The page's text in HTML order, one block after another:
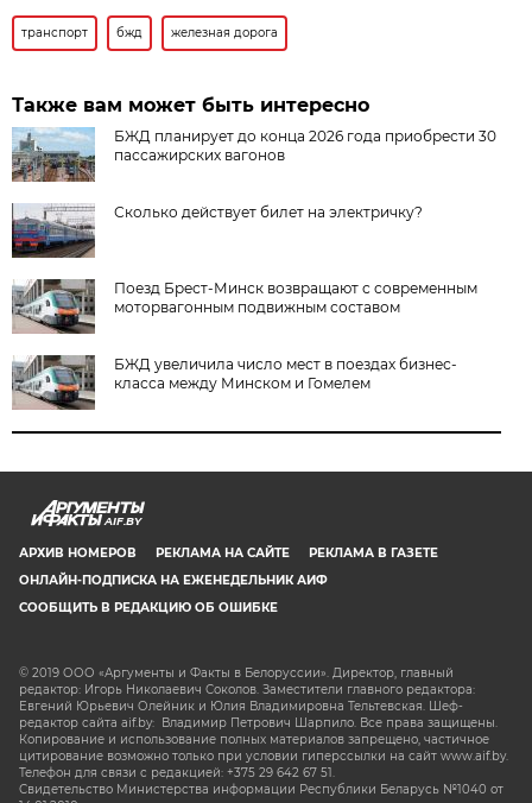
транспорт бжд железная дорога
Также вам может быть интересно
БЖД планирует до конца 2026 года приобрести 30
пассажирских вагонов
Сколько действует билет на электричку?
Поезд Брест-Минск возвращают с современным
моторвагонным подвижным составом
БЖД увеличила число мест в поездах бизнес-
класса между Минском и Гомелем
AIF.BY
АРХИВ НОМЕРОВ РЕКЛАМА НА САЙТЕ
РЕКЛАМА В ГАЗЕТЕ
ОНЛАЙН-ПОДПИСКА НА ЕЖЕНЕДЕЛЬНИК АИФ
СООБЩИТЬ В РЕДАКЦИЮ ОБ ОШИБКЕ
© 2019 ООО «Аргументы и Факты в Белоруссии». Директор, главный
редактор: Игорь Николаевич Соколов. Заместители главного редактора:
Евгений Юрьевич Олейник и Юлия Владимировна Тельтевская. Шеф-
редактор сайта aif.by: Владимир Петрович Шарпило. Все права защищены.
Копирование и использование полных материалов запрещено, частичное
цитирование возможно только при условии гиперссылки на сайт www.aif.by.
Телефон для связи с редакцией: +375 29 642 67 51.
Свидетельство Министерства информации Республики Беларусь №1040 от